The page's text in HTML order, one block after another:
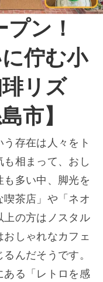
ン！
佇む小
リズ
市】
存在は人々をト
も相まって、おし
多い中、脚光を
茶店」や「ネオ
上の方はノスタル
しゃれなカフェ
んだそうです。
ある「レトロを感